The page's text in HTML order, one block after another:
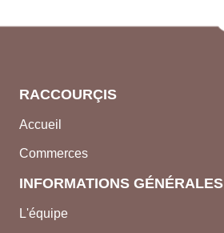
RACCOURÇIS
Accueil
Commerces
INFORMATIONS GÉNÉRALES
L'équipe